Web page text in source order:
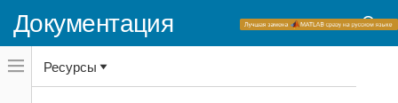
Документация
Переключатель
навигационного
меню
Ресурсы